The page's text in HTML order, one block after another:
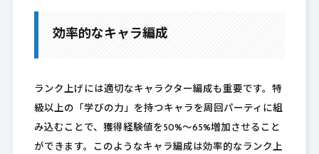
効率的なキャラ編成
ランク上げには適切なキャラクター編成も重要です。特
級以上の「学びの力」を持つキャラを周回パーティに組
み込むことで、獲得経験値を50%～65%増加させること
ができます。このようなキャラ編成は効率的なランク上